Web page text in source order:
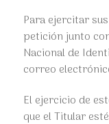
Para ejercitar
petición junto
Nacional de
correo
El ejercicio de
que el Titular